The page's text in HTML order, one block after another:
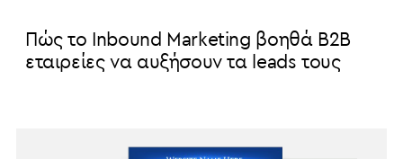
Πώς το Inbound Marketing βοηθά B2B
εταιρείες να αυξήσουν τα leads τους